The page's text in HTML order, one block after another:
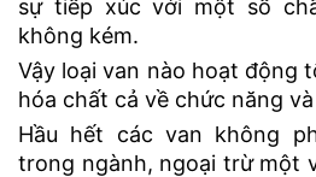
sự tiếp xúc với một số
không kém.
Vậy loại van nào hoạt động
hóa chất cả về chức năng
Hầu hết các van không
trong ngành, ngoại trừ một